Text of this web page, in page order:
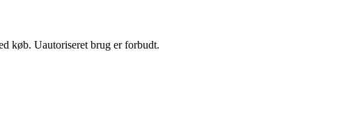
køb. Uautoriseret brug er forbudt.